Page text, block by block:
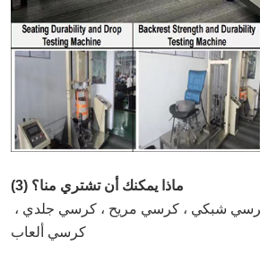
(3) ماذا يمكنك أن تشتري منا؟
كرسي ألعاب